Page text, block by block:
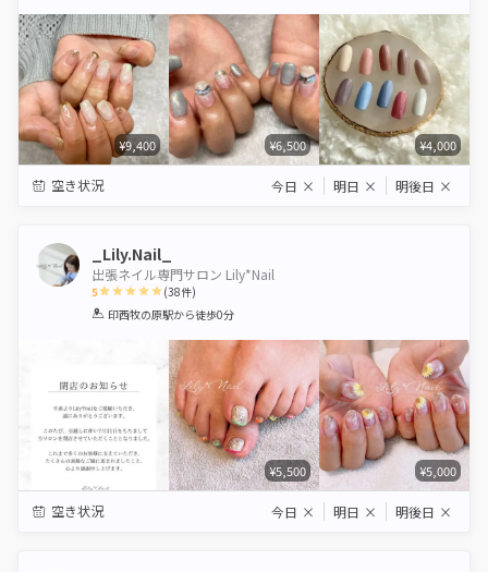
¥9,400 ¥6,500 ¥4,000
空き状況 今日 × 明日 × 明後日 ×
_Lily.Nail_
出張ネイル専門サロン Lily*Nail
5
1 2 3 4 5
(38件)
印西牧の原駅から徒歩0分
¥5,500 ¥5,000
空き状況 今日 × 明日 × 明後日 ×